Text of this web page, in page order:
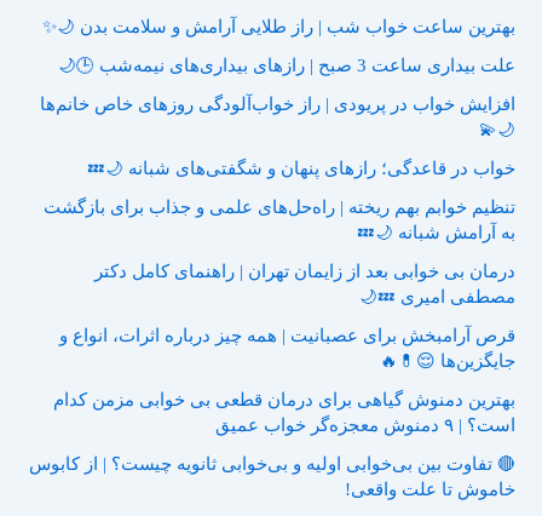
بهترین ساعت خواب شب | راز طلایی آرامش و سلامت بدن 🌙✨
علت بیداری ساعت 3 صبح | رازهای بیداری‌های نیمه‌شب 🕒🌙
افزایش خواب در پریودی | راز خواب‌آلودگی روزهای خاص خانم‌ها
🌙💫
خواب در قاعدگی؛ رازهای پنهان و شگفتی‌های شبانه 🌙💤
تنظیم خوابم بهم ریخته | راه‌حل‌های علمی و جذاب برای بازگشت
به آرامش شبانه 🌙💤
درمان بی خوابی بعد از زایمان تهران | راهنمای کامل دکتر
مصطفی امیری 💤🌙
قرص آرامبخش برای عصبانیت | همه چیز درباره اثرات، انواع و
جایگزین‌ها 😌💊🔥
بهترین دمنوش گیاهی برای درمان قطعی بی خوابی مزمن کدام
است؟ | ۹ دمنوش معجزه‌گر خواب عمیق
🔴 تفاوت بین بی‌خوابی اولیه و بی‌خوابی ثانویه چیست؟ | از کابوس
خاموش تا علت واقعی!